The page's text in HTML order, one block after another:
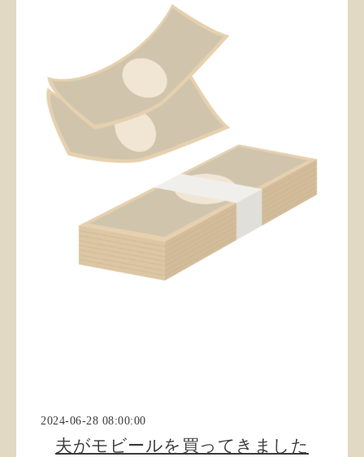
2024-06-28 08:00:00
夫がモビールを買ってきました